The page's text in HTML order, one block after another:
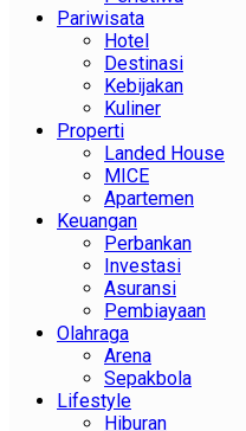
Pariwisata
Hotel
Destinasi
Kebijakan
Kuliner
Properti
Landed House
MICE
Apartemen
Keuangan
Perbankan
Investasi
Asuransi
Pembiayaan
Olahraga
Arena
Sepakbola
Lifestyle
Hiburan